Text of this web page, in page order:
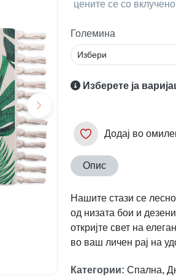
цените се со
Големина
Изберете ја
Додај во
Опис
Нашите стази се
од низата бои и
откријте свет на
во ваш личен рај на
Категории: Спална,